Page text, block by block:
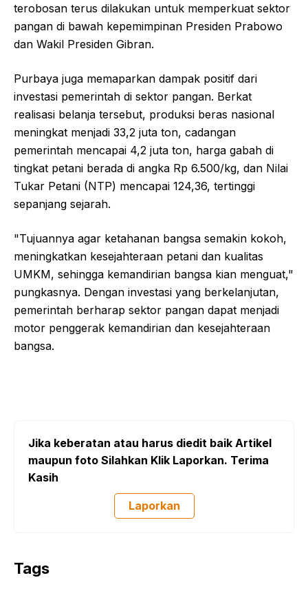
terobosan terus dilakukan untuk memperkuat sektor
pangan di bawah kepemimpinan Presiden Prabowo
dan Wakil Presiden Gibran.
Purbaya juga memaparkan dampak positif dari
investasi pemerintah di sektor pangan. Berkat
realisasi belanja tersebut, produksi beras nasional
meningkat menjadi 33,2 juta ton, cadangan
pemerintah mencapai 4,2 juta ton, harga gabah di
tingkat petani berada di angka Rp 6.500/kg, dan Nilai
Tukar Petani (NTP) mencapai 124,36, tertinggi
sepanjang sejarah.
"Tujuannya agar ketahanan bangsa semakin kokoh,
meningkatkan kesejahteraan petani dan kualitas
UMKM, sehingga kemandirian bangsa kian menguat,"
pungkasnya. Dengan investasi yang berkelanjutan,
pemerintah berharap sektor pangan dapat menjadi
motor penggerak kemandirian dan kesejahteraan
bangsa.
Jika keberatan atau harus diedit baik Artikel
maupun foto Silahkan Klik Laporkan. Terima
Kasih
Laporkan
Tags